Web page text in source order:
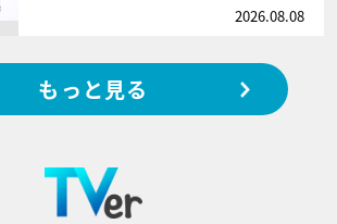
2026.08.08
もっと見る